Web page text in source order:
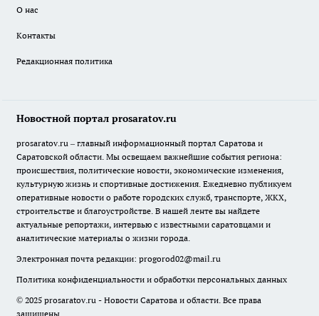
О нас
Контакты
Редакционная политика
Новостной портал prosaratov.ru
prosaratov.ru – главный информационный портал Саратова и
Саратовской области. Мы освещаем важнейшие события региона:
происшествия, политические новости, экономические изменения,
культурную жизнь и спортивные достижения. Ежедневно публикуем
оперативные новости о работе городских служб, транспорте, ЖКХ,
строительстве и благоустройстве. В нашей ленте вы найдете
актуальные репортажи, интервью с известными саратовцами и
аналитические материалы о жизни города.
Электронная почта редакции: progorod02@mail.ru
Политика конфиденциальности и обработки персональных данных
© 2025 prosaratov.ru - Новости Саратова и области. Все права
защищены.